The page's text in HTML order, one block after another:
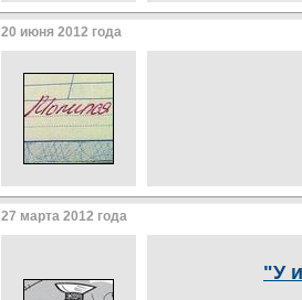
20 июня 2012 года
27 марта 2012 года
"У